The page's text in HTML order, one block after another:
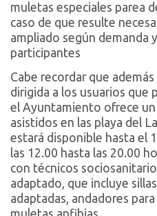
muletas especiales parea
caso de que resulte
ampliado según demanda
participantes
Cabe recordar que
dirigida a los usuarios que
el Ayuntamiento ofrece
asistidos en las playa del
estará disponible hasta el
las 12.00 hasta las 20.00
con técnicos
adaptado, que incluye
adaptadas, andadores
muletas anfibias.